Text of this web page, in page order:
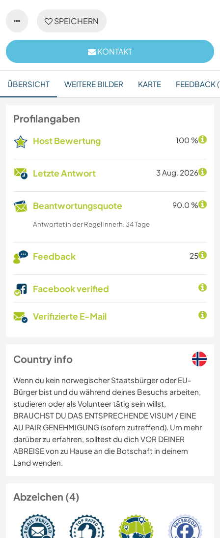
SPEICHERN
KONTAKT
ÜBERSICHT WEITERE BILDER KARTE FEEDBACK
Profilangaben
Host Bewertung 100 %
Letzte Antwort 3 Aug. 2026
Beantwortungsquote 90.0 %
Antwortet in der Regel innerh. 34 Tage
Feedback 25
Facebook verified
Verifizierte E-Mail
Country info
Wenn du kein norwegischer Staatsbürger oder EU-
Bürger bist und du während deines Besuchs arbeiten,
studieren oder als Volunteer tätig sein willst,
BRAUCHST DU DAS ENTSPRECHENDE VISUM / EINE
AU PAIR GENEHMIGUNG (sofern zutreffend). Um mehr
darüber zu erfahren, solltest du dich VOR DEINER
ABREISE von zu Hause an die Botschaft in deinem
Land wenden.
Abzeichen (4)